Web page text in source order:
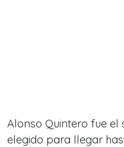
Alonso Quintero fue
elegido para llegar